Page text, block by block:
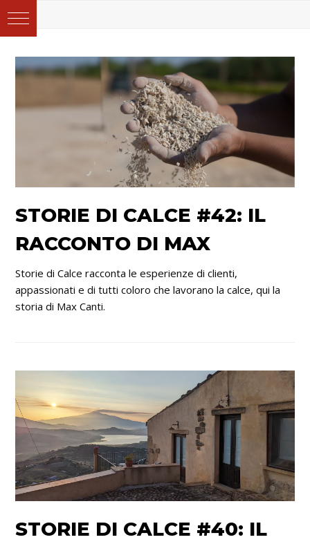
STORIE DI CALCE #42: IL
RACCONTO DI MAX
Storie di Calce racconta le esperienze di clienti,
appassionati e di tutti coloro che lavorano la calce, qui la
storia di Max Canti.
STORIE DI CALCE #40: IL